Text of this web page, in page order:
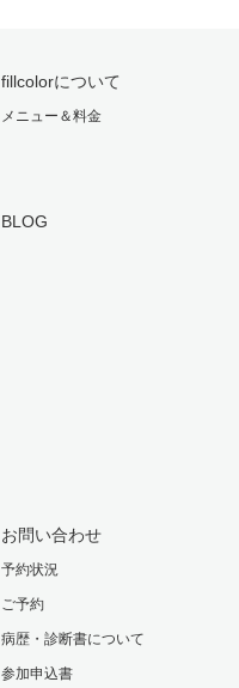
fillcolorについて
メニュー＆料金
BLOG
お問い合わせ
予約状況
ご予約
病歴・診断書について
参加申込書